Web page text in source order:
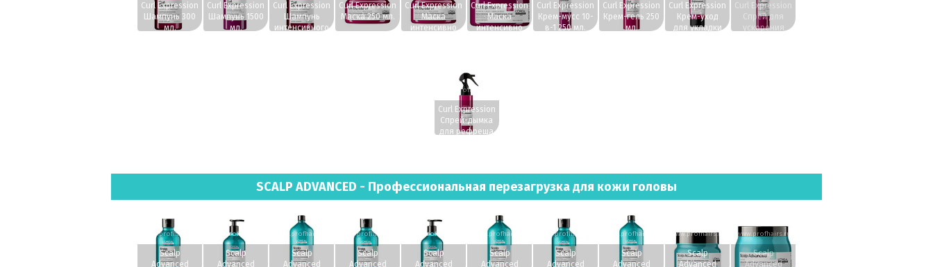
Curl Expression
Шампунь 300
мл.
Curl Expression
Шампунь 1500
мл.
Curl Expression
Шампунь
интенсивного
Curl Expression
Маска 250 мл.
Curl Expression
Маска
интенсивно
Curl Expression
Маска
интенсивно
Curl Expression
Крем-мусс 10-
в-1 250 мл.
Curl Expression
Крем-гель 250
мл.
Curl Expression
Крем-уход
для укладки
Curl Expression
Спрей для
ускорения
www.profhairs.ru
Curl Expression
Спрей-дымка
для рефреша
SCALP ADVANCED - Профессиональная перезагрузка для кожи головы
www.profhairs.ru
Scalp
Advanced
www.profhairs.ru
Scalp
Advanced
www.profhairs.ru
Scalp
Advanced
www.profhairs.ru
Scalp
Advanced
www.profhairs.ru
Scalp
Advanced
www.profhairs.ru
Scalp
Advanced
www.profhairs.ru
Scalp
Advanced
www.profhairs.ru
Scalp
Advanced
www.profhairs.ru
Scalp
Advanced
www.profhairs.ru
Scalp
Advanced